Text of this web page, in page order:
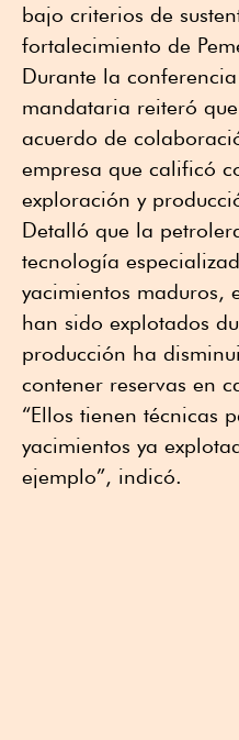
bajo criterios de
fortalecimiento de
Durante la
mandataria reiteró
acuerdo de
empresa que calificó
exploración y
Detalló que la
tecnología
yacimientos maduros,
han sido explotados
producción ha
contener reservas en
“Ellos tienen técnicas
yacimientos ya
ejemplo”, indicó.